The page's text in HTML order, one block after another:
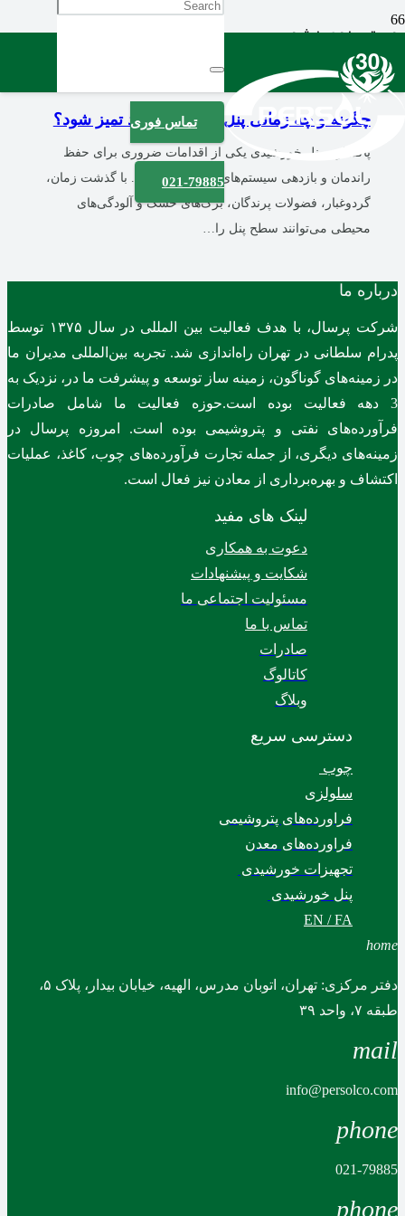
تماس فوری
021-79885
دسته بندی نشده
3 ماه پیش
چگونه و چه زمانی پنل خورشیدی باید تمیز شود؟
پاکسازی پنل خورشیدی یکی از اقدامات ضروری برای حفظ
راندمان و بازدهی سیستم‌های خورشیدی است. با گذشت زمان،
گردوغبار، فضولات پرندگان، برگ‌های خشک و آلودگی‌های
محیطی می‌توانند سطح پنل را…
درباره ما
شرکت پرسال، با هدف فعالیت بین المللی در سال ۱۳۷۵ توسط
پدرام سلطانی در تهران راه‌اندازی شد. تجربه بین‌المللی مدیران ما
در زمینه‌های گوناگون، زمینه ساز توسعه و پیشرفت ما در، نزدیک به
3 دهه فعالیت بوده است.حوزه فعالیت ما شامل صادرات
فرآورده‌های نفتی و پتروشیمی بوده است. امروزه پرسال در
زمینه‌های دیگری، از جمله تجارت فرآورده‌های چوب، کاغذ، عملیات
اکتشاف و بهره‌برداری از معادن نیز فعال است.
لینک های مفید
دعوت به همکاری
شکایت و پیشنهادات
مسئولیت اجتماعی ما
تماس با ما
صادرات
کاتالوگ
وبلاگ
دسترسی سریع
چوب
سلولزی
فراورده‌های پتروشیمی
فراورده‌های معدن
تجهیزات خورشیدی
پنل خورشیدی
EN / FA
home
دفتر مرکزی: تهران، اتوبان مدرس، الهیه، خیابان بیدار، پلاک ۵،
طبقه ۷، واحد ۳۹
mail
info@persolco.com
phone
021-79885
phone